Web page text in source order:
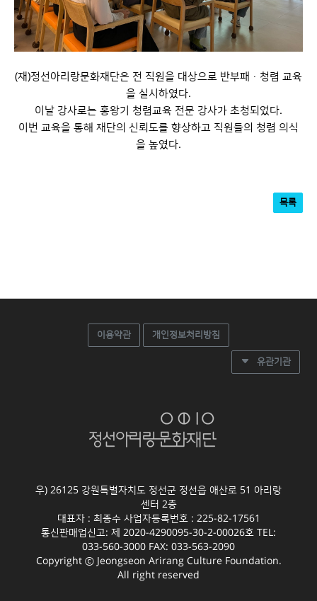
(재)정선아리랑문화재단은 전 직원을 대상으로 반부패 ·청렴 교육
을 실시하였다.
이날 강사로는 홍왕기 청렴교육 전문 강사가 초청되었다.
이번 교육을 통해 재단의 신뢰도를 향상하고 직원들의 청렴 의식
을 높였다.
목록
이용약관 개인정보처리방침
유관기관
우) 26125 강원특별자치도 정선군 정선읍 애산로 51 아리랑
센터 2층
대표자 : 최종수 사업자등록번호 : 225-82-17561
통신판매업신고: 제 2020-4290095-30-2-00026호 TEL:
033-560-3000 FAX: 033-563-2090
Copyright ⓒ Jeongseon Arirang Culture Foundation.
All right reserved